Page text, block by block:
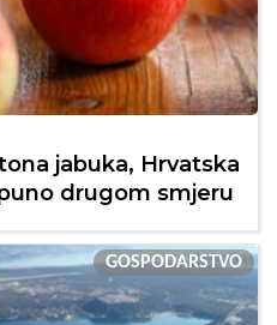
jabuka, Hrvatska
drugom smjeru
GOSPODARSTVO